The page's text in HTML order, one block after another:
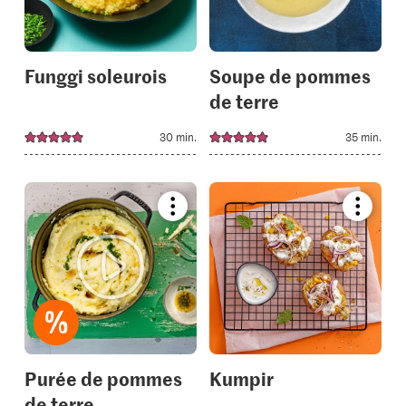
collections.
Funggi soleurois
30 min.
Soupe de pommes
de terre
35 min.
Bookmark
recipe
or
add
it
to
your
collections.
Purée de pommes
recipe
or
add
it
to
your
Kumpir